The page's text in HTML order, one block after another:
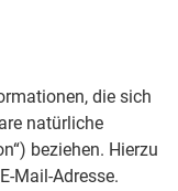
die sich
natürliche
beziehen. Hierzu
Mail-Adresse.